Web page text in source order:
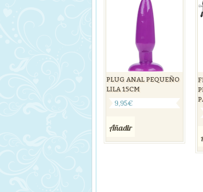
PLUG ANAL PEQUEÑO
LILA 15CM
9,95€
Añadir